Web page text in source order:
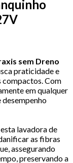
sem Dreno
praticidade e
compactos. Com
em qualquer
lavadora de
as fibras
assegurando
preservando a